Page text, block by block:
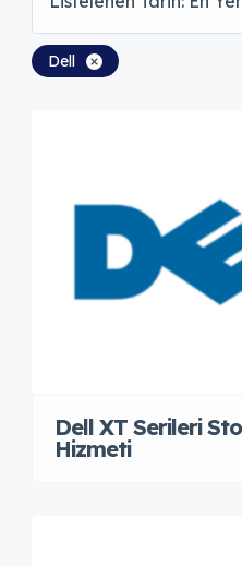
Dell
Dell XT Serileri
Hizmeti